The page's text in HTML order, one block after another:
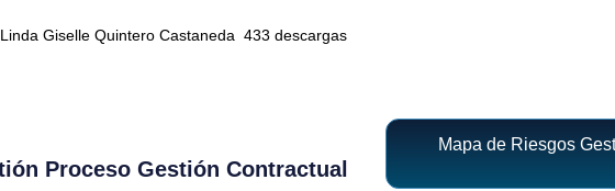
Giselle Quintero Castaneda 433 descargas
Proceso Gestión Contractual
Mapa de Riesgos